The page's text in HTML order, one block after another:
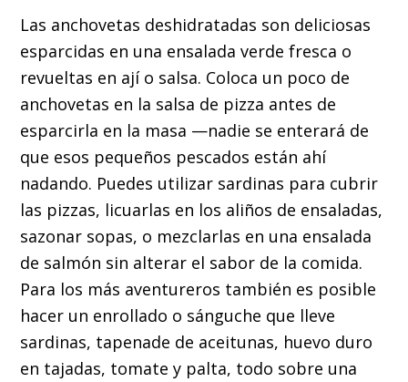
Las anchovetas deshidratadas son deliciosas
esparcidas en una ensalada verde fresca o
revueltas en ají o salsa. Coloca un poco de
anchovetas en la salsa de pizza antes de
esparcirla en la masa —nadie se enterará de
que esos pequeños pescados están ahí
nadando. Puedes utilizar sardinas para cubrir
las pizzas, licuarlas en los aliños de ensaladas,
sazonar sopas, o mezclarlas en una ensalada
de salmón sin alterar el sabor de la comida.
Para los más aventureros también es posible
hacer un enrollado o sánguche que lleve
sardinas, tapenade de aceitunas, huevo duro
en tajadas, tomate y palta, todo sobre una